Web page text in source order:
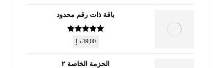
باقة ذات رقم محدود
تم التقييم
من 5
39,00 د.إ
الحزمة الخاصة ٢